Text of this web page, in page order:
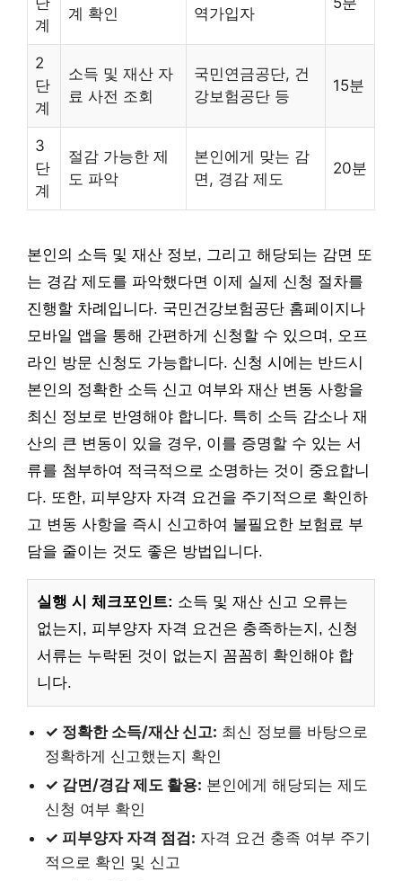
계
계 확인
역가입자
2
단
계
소득 및 재산 자
료 사전 조회
국민연금공단, 건
강보험공단 등
15분
3
단
계
절감 가능한 제
도 파악
본인에게 맞는 감
면, 경감 제도
20분
본인의 소득 및 재산 정보, 그리고 해당되는 감면 또
는 경감 제도를 파악했다면 이제 실제 신청 절차를
진행할 차례입니다. 국민건강보험공단 홈페이지나
모바일 앱을 통해 간편하게 신청할 수 있으며, 오프
라인 방문 신청도 가능합니다. 신청 시에는 반드시
본인의 정확한 소득 신고 여부와 재산 변동 사항을
최신 정보로 반영해야 합니다. 특히 소득 감소나 재
산의 큰 변동이 있을 경우, 이를 증명할 수 있는 서
류를 첨부하여 적극적으로 소명하는 것이 중요합니
다. 또한, 피부양자 자격 요건을 주기적으로 확인하
고 변동 사항을 즉시 신고하여 불필요한 보험료 부
담을 줄이는 것도 좋은 방법입니다.
실행 시 체크포인트: 소득 및 재산 신고 오류는
없는지, 피부양자 자격 요건은 충족하는지, 신청
서류는 누락된 것이 없는지 꼼꼼히 확인해야 합
니다.
✓ 정확한 소득/재산 신고: 최신 정보를 바탕으로
정확하게 신고했는지 확인
✓ 감면/경감 제도 활용: 본인에게 해당되는 제도
신청 여부 확인
✓ 피부양자 자격 점검: 자격 요건 충족 여부 주기
적으로 확인 및 신고